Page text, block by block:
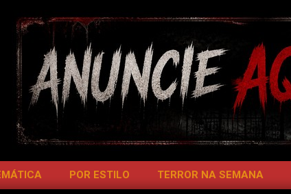
POR ESTILO TERROR NA SEMANA